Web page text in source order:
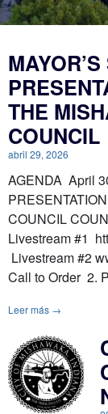
THE
COUNCIL
abril 29, 2026
AGENDA April
COUNCIL
Livestream #1
Livestream #2
Call to Order 2.
Leer más →